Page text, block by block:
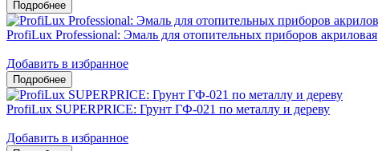
ProfiLux Professional: Эмаль для отопительных приборов акриловая
Добавить в избранное
ProfiLux SUPERPRICE: Грунт ГФ-021 по металлу и дереву
Добавить в избранное